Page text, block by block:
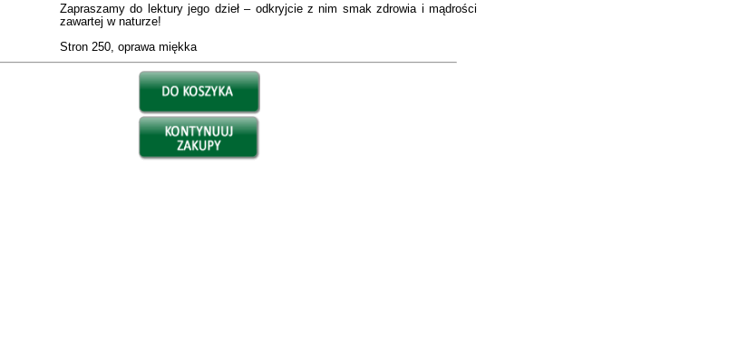
Zapraszamy do lektury jego dzieł – odkryjcie z nim smak zdrowia i mądrości
zawartej w naturze!
Stron 250, oprawa miękka